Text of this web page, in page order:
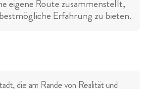
eigene Route zusammenstellt,
Erfahrung zu bieten.
die am Rande von Realität und